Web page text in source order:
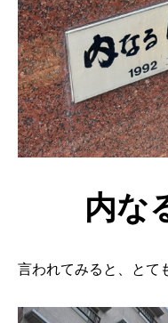
内な
言われてみると、とて